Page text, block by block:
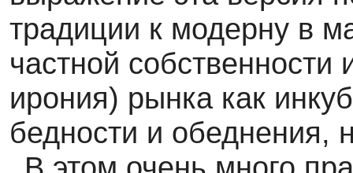
традиции к модерну в
частной собственности
ирония) рынка как
бедности и